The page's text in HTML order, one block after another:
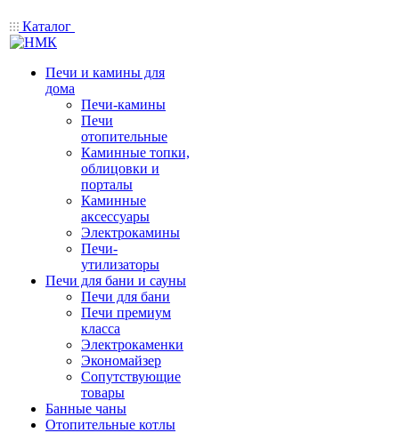
Каталог
Печи и камины для
дома
Печи-камины
Печи
отопительные
Каминные топки,
облицовки и
порталы
Каминные
аксессуары
Электрокамины
Печи-
утилизаторы
Печи для бани и сауны
Печи для бани
Печи премиум
класса
Электрокаменки
Экономайзер
Сопутствующие
товары
Банные чаны
Отопительные котлы